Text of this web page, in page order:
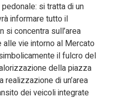
si tratta di un
informare tutto il
si concentra sull’area
alle vie intorno al Mercato
il fulcro del
della piazza
di un’area
dei veicoli integrate